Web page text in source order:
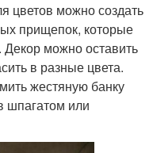
цветов можно создать
прищепок, которые
Декор можно оставить
в разные цвета.
жестяную банку
шпагатом или